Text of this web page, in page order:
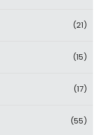
(21)
(15)
(17)
(55)